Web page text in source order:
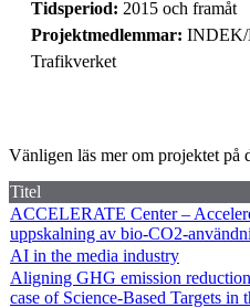
Tidsperiod: 2015 och framåt
Projektmedlemmar:
Trafikverket
Vänligen läs mer om projektet på
Titel
ACCELERATE Center –
uppskalning av bio-CO2-
AI in the media industry
Aligning GHG emission
case of Science-Based Targets in